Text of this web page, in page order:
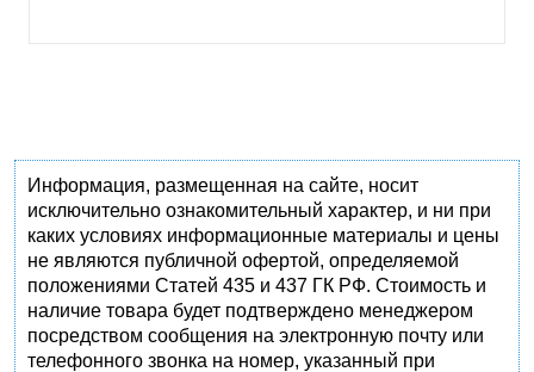
Информация, размещенная на сайте, носит
исключительно ознакомительный характер, и ни при
каких условиях информационные материалы и цены
не являются публичной офертой, определяемой
положениями Статей 435 и 437 ГК РФ. Стоимость и
наличие товара будет подтверждено менеджером
посредством сообщения на электронную почту или
телефонного звонка на номер, указанный при